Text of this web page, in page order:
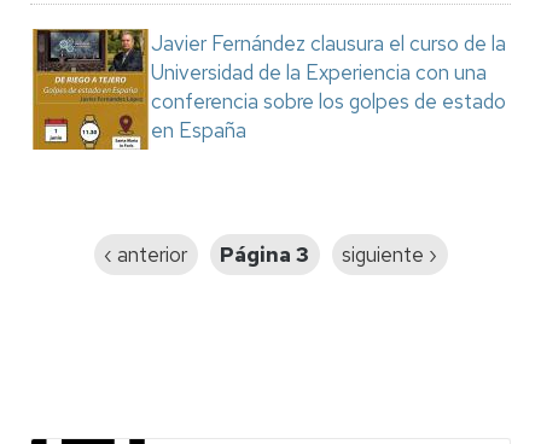
Javier Fernández clausura el curso de la
Universidad de la Experiencia con una
conferencia sobre los golpes de estado
en España
Página
‹ anterior Página 3
Siguiente
siguiente ›